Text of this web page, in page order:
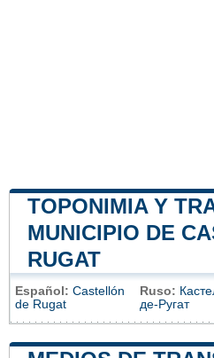
TOPONIMIA Y
MUNICIPIO DE
RUGAT
Español: Castellón
de Rugat
Ruso:
де-Ругат